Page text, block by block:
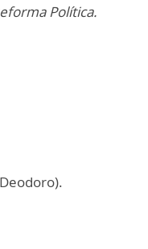
Política.